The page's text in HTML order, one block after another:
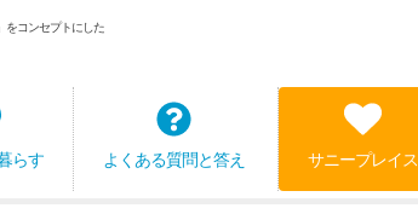
をコンセプトにした
らす よくある質問と答え サニープレイス